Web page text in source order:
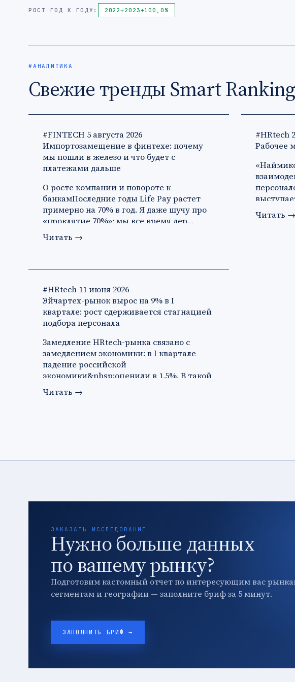
РОСТ ГОД К ГОДУ: 2022→ 2023 +100,0%
#АНАЛИТИКА
Свежие тренды Smart Ranking
#FINTECH 5 августа 2026
Импортозамещение в финтехе: почему
мы пошли в железо и что будет с
платежами дальше
О росте компании и повороте к
банкамПоследние годы Life Pay растет
примерно на 70% в год. Я даже шучу про
«проклятие 70%»: мы все время дер…
Читать →
#HRtech
Рабочее
за…
Читать →
#HRtech 11 июня 2026
Эйчартех-рынок вырос на 9% в I
квартале: рост сдерживается стагнацией
подбора персонала
Замедление HRtech-рынка связано с
замедлением экономики: в I квартале
падение российской
экономики&nbsp;оценили в 1,5%. В такой
ситуации ко…
Читать →
ЗАКАЗАТЬ ИССЛЕДОВАНИЕ
Нужно больше данных
по вашему рынку?
Подготовим кастомный отчет по интересующим вас
сегментам и географии — заполните бриф за 5 минут.
ЗАПОЛНИТЬ БРИФ →